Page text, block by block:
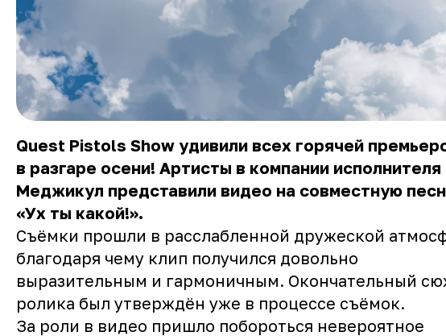
Quest Pistols Show удивили всех горячей
в разгаре осени! Артисты в компании исполнителя
Меджикул представили видео на совместную
«Ух ты какой!».
Съёмки прошли в расслабленной дружеской
благодаря чему клип получился довольно
выразительным и гармоничным. Окончательный
ролика был утверждён уже в процессе съёмок.
За роли в видео пришло побороться невероятное